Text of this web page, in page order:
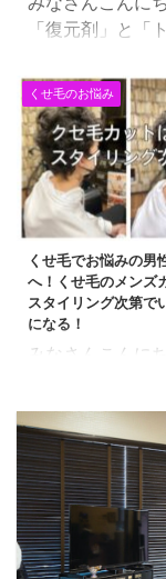
す。 白髪といっ
に色素が入って
のがダメという
全くありません
ろ、白髪を活か
ーリングをして
黒髪の人にはで
ザインカラーが
とおもっていま
「復元剤」と「
ートメントは「
ア」 今までのト
ントは 髪に類似
（髪の栄養とも
いる）を毛髪内
て、 髪の毛の表
をはり外部の熱
ら髪の毛を守る
ものです。 毛髪
メージ回復、髪
る・・・・ なん
誤魔化している
ぎません。 つま
時だけ髪の毛が
ヤ、さらさら ２
れば元どおりの
ヘア。 無限のル
くせ毛のお悩み
くせ毛でお悩みの男
へ！くせ毛のメンズ
スタイリング次第で
になる！
みなさんこんに
で働く美容師」
す。 最近では男
識の高さが目立
が、 特にヘアス
関しても意識が高
ズが多いです。
も髪質に悩み、